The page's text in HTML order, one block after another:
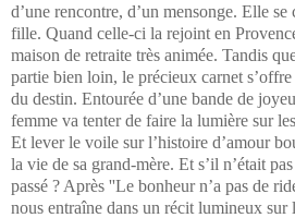
d’une rencontre, d’un mensonge. Elle
fille. Quand celle-ci la rejoint en
maison de retraite très animée. Tandis
partie bien loin, le précieux carnet
du destin. Entourée d’une bande de
femme va tenter de faire la lumière sur
Et lever le voile sur l’histoire d’amour
la vie de sa grand-mère. Et s’il n’était
passé ? Après ''Le bonheur n’a pas de
nous entraîne dans un récit lumineux sur